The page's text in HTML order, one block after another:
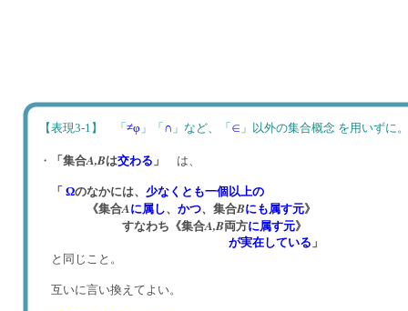
【表現3-1】 「≠φ 」「∩ 」など、「∈ 」以外の集合概念 を用い
・ 「集合A,Bは交わる 」 は、
「 Ωのなかには、 少なくとも一個以上の
《集合Aに属し、 かつ、 集合Bにも属す元》
すなわち《集合A,B両方に属す元》
が実在している 」
と同じこと。
互いに言い換えてよい。